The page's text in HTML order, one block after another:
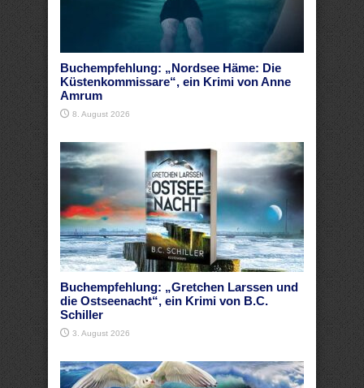
Buchempfehlung: „Nordsee Häme: Die
Küstenkommissare“, ein Krimi von Anne
Amrum
8. August 2026
Buchempfehlung: „Gretchen Larssen und
die Ostseenacht“, ein Krimi von B.C.
Schiller
3. August 2026